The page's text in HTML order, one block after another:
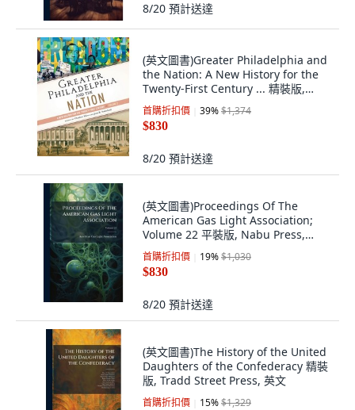
8/20 預計送達
(英文圖書)Greater Philadelphia and
the Nation: A New History for the
Twenty-First Century ... 精裝版,
University of Pennsylvania ..., 英文
首購折扣價 39%$1,374
$830
8/20 預計送達
(英文圖書)Proceedings Of The
American Gas Light Association;
Volume 22 平裝版, Nabu Press,
English
首購折扣價 19%$1,030
$830
8/20 預計送達
(英文圖書)The History of the United
Daughters of the Confederacy 精裝
版, Tradd Street Press, 英文
首購折扣價 15%$1,329